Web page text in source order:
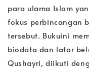
para ulama Islam
fokus perbincangan
tersebut. Bukuini
biodata dan latar
Qushayri, diikuti